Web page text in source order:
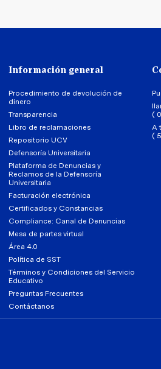
Información general
Procedimiento de devolución de
dinero
Transparencia
Libro de reclamaciones
Repositorio UCV
Defensoría Universitaria
Plataforma de Denuncias y
Reclamos de la Defensoría
Universitaria
Facturación electrónica
Certificados y Constancias
Compliance: Canal de Denuncias
Mesa de partes virtual
Área 4.0
Política de SST
Términos y Condiciones del Servicio
Educativo
Preguntas Frecuentes
Contáctanos
(
A
(